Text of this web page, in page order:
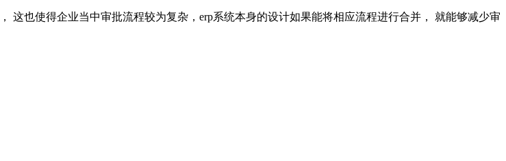
这也使得企业当中审批流程较为复杂，erp系统本身的设计如果能将相应流程进行合并， 就能够减少审